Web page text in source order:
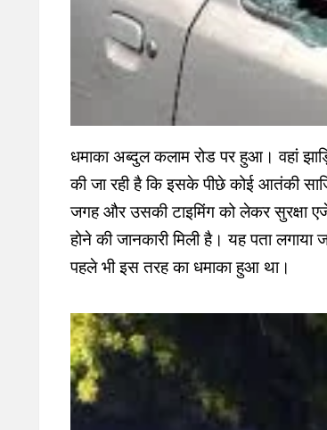
धमाका अब्दुल कलाम रोड पर हुआ। वहां
की जा रही है कि इसके पीछे कोई आतंकी
जगह और उसकी टाइमिंग को लेकर सुरक्षा
होने की जानकारी मिली है। यह पता
पहले भी इस तरह का धमाका हुआ था।